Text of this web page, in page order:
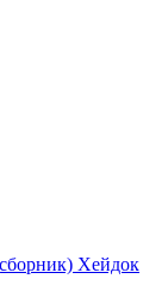
Хейдок